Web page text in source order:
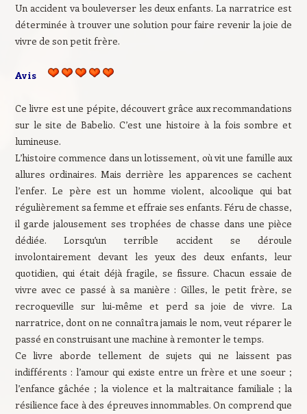
Un accident va bouleverser les deux enfants. La narratrice est
déterminée à trouver une solution pour faire revenir la joie de
vivre de son petit frère.
Avis
Ce livre est une pépite, découvert grâce aux recommandations
sur le site de Babelio. C’est une histoire à la fois sombre et
lumineuse.
L’histoire commence dans un lotissement, où vit une famille aux
allures ordinaires. Mais derrière les apparences se cachent
l’enfer. Le père est un homme violent, alcoolique qui bat
régulièrement sa femme et effraie ses enfants. Féru de chasse,
il garde jalousement ses trophées de chasse dans une pièce
dédiée. Lorsqu’un terrible accident se déroule
involontairement devant les yeux des deux enfants, leur
quotidien, qui était déjà fragile, se fissure. Chacun essaie de
vivre avec ce passé à sa manière : Gilles, le petit frère, se
recroqueville sur lui-même et perd sa joie de vivre. La
narratrice, dont on ne connaîtra jamais le nom, veut réparer le
passé en construisant une machine à remonter le temps.
Ce livre aborde tellement de sujets qui ne laissent pas
indifférents : l’amour qui existe entre un frère et une soeur ;
l’enfance gâchée ; la violence et la maltraitance familiale ; la
résilience face à des épreuves innommables. On comprend que